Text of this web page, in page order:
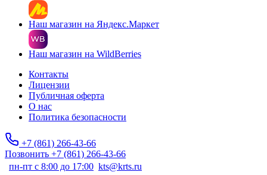
Наш магазин на Яндекс.Маркет
Наш магазин на WildBerries
Контакты
Лицензии
Публичная оферта
О нас
Политика безопасности
+7 (861) 266-43-66
Позвонить +7 (861) 266-43-66
пн-пт с 8:00 до 17:00 kts@krts.ru